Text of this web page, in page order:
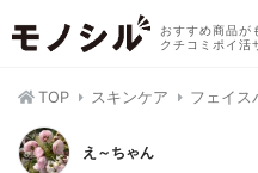
おすすめ商品が
クチコミポイ活
TOP スキンケア フェイス
え～ちゃん